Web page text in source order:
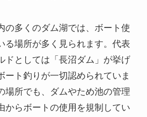
の多くのダム湖では、ボート使
る場所が多く見られます。代表
ドとしては「長沼ダム」が挙げ
ート釣りが一切認められていま
場所でも、ダムやため池の管理
からボートの使用を規制してい